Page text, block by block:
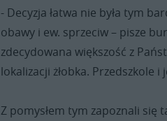
- Decyzja łatwa nie była tym
obawy i ew. sprzeciw – pisze
zdecydowana większość z
lokalizacji żłobka. Przedszkole
Z pomysłem tym zapoznali się